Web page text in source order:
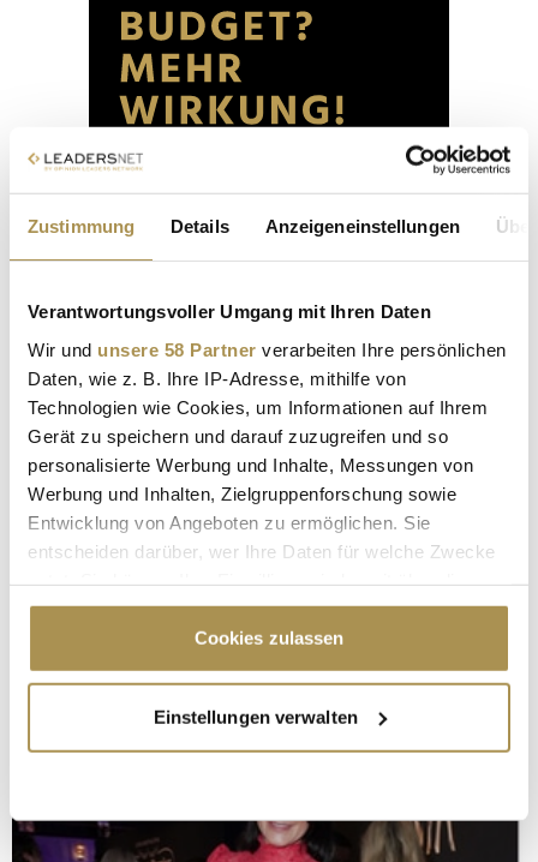
Zustimmung Details Anzeigeneinstellungen
Verantwortungsvoller Umgang mit Ihren Daten
Wir und unsere 58 Partner verarbeiten Ihre persönlichen
Daten, wie z. B. Ihre IP-Adresse, mithilfe von
Technologien wie Cookies, um Informationen auf Ihrem
Gerät zu speichern und darauf zuzugreifen und so
personalisierte Werbung und Inhalte, Messungen von
Werbung und Inhalten, Zielgruppenforschung sowie
Entwicklung von Angeboten zu ermöglichen. Sie
entscheiden darüber, wer Ihre Daten für welche Zwecke
Cookie-Erklärung oder durch Klicken auf das Privacy
Trigger Symbol ändern oder widerrufen
Informationen über Ihre geografische Lage
erfassen, welche bis auf einige Meter genau sein
bestimmten Merkmalen (Fingerprinting) identifizieren
Cookies zulassen
Einstellungen verwalten